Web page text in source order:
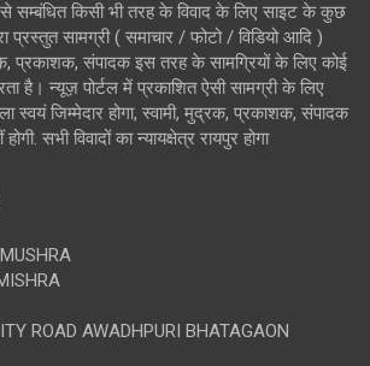
सम्बंधित किसी भी तरह के विवाद के लिए साइट के कुछ
प्रस्तुत सामग्री ( समाचार / फोटो / विडियो आदि )
प्रकाशक, संपादक इस तरह के सामग्रियों के लिए कोई
है। न्यूज़ पोर्टल में प्रकाशित ऐसी सामग्री के लिए
स्वयं जिम्मेदार होगा, स्वामी, मुद्रक, प्रकाशक, संपादक
सभी विवादों का न्यायक्षेत्र रायपुर होगा
ROAD AWADHPURI BHATAGAON